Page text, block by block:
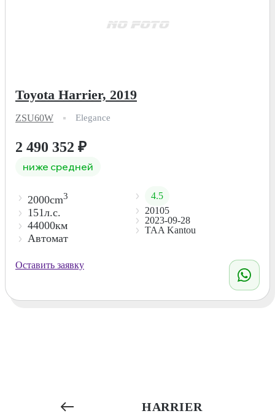
Toyota Harrier, 2019
ZSU60W Elegance
2 490 352 ₽
ниже средней
2000cm3
151л.с.
44000км
Автомат
4.5
20105
2023-09-28
TAA Kantou
Оставить заявку
HARRIER